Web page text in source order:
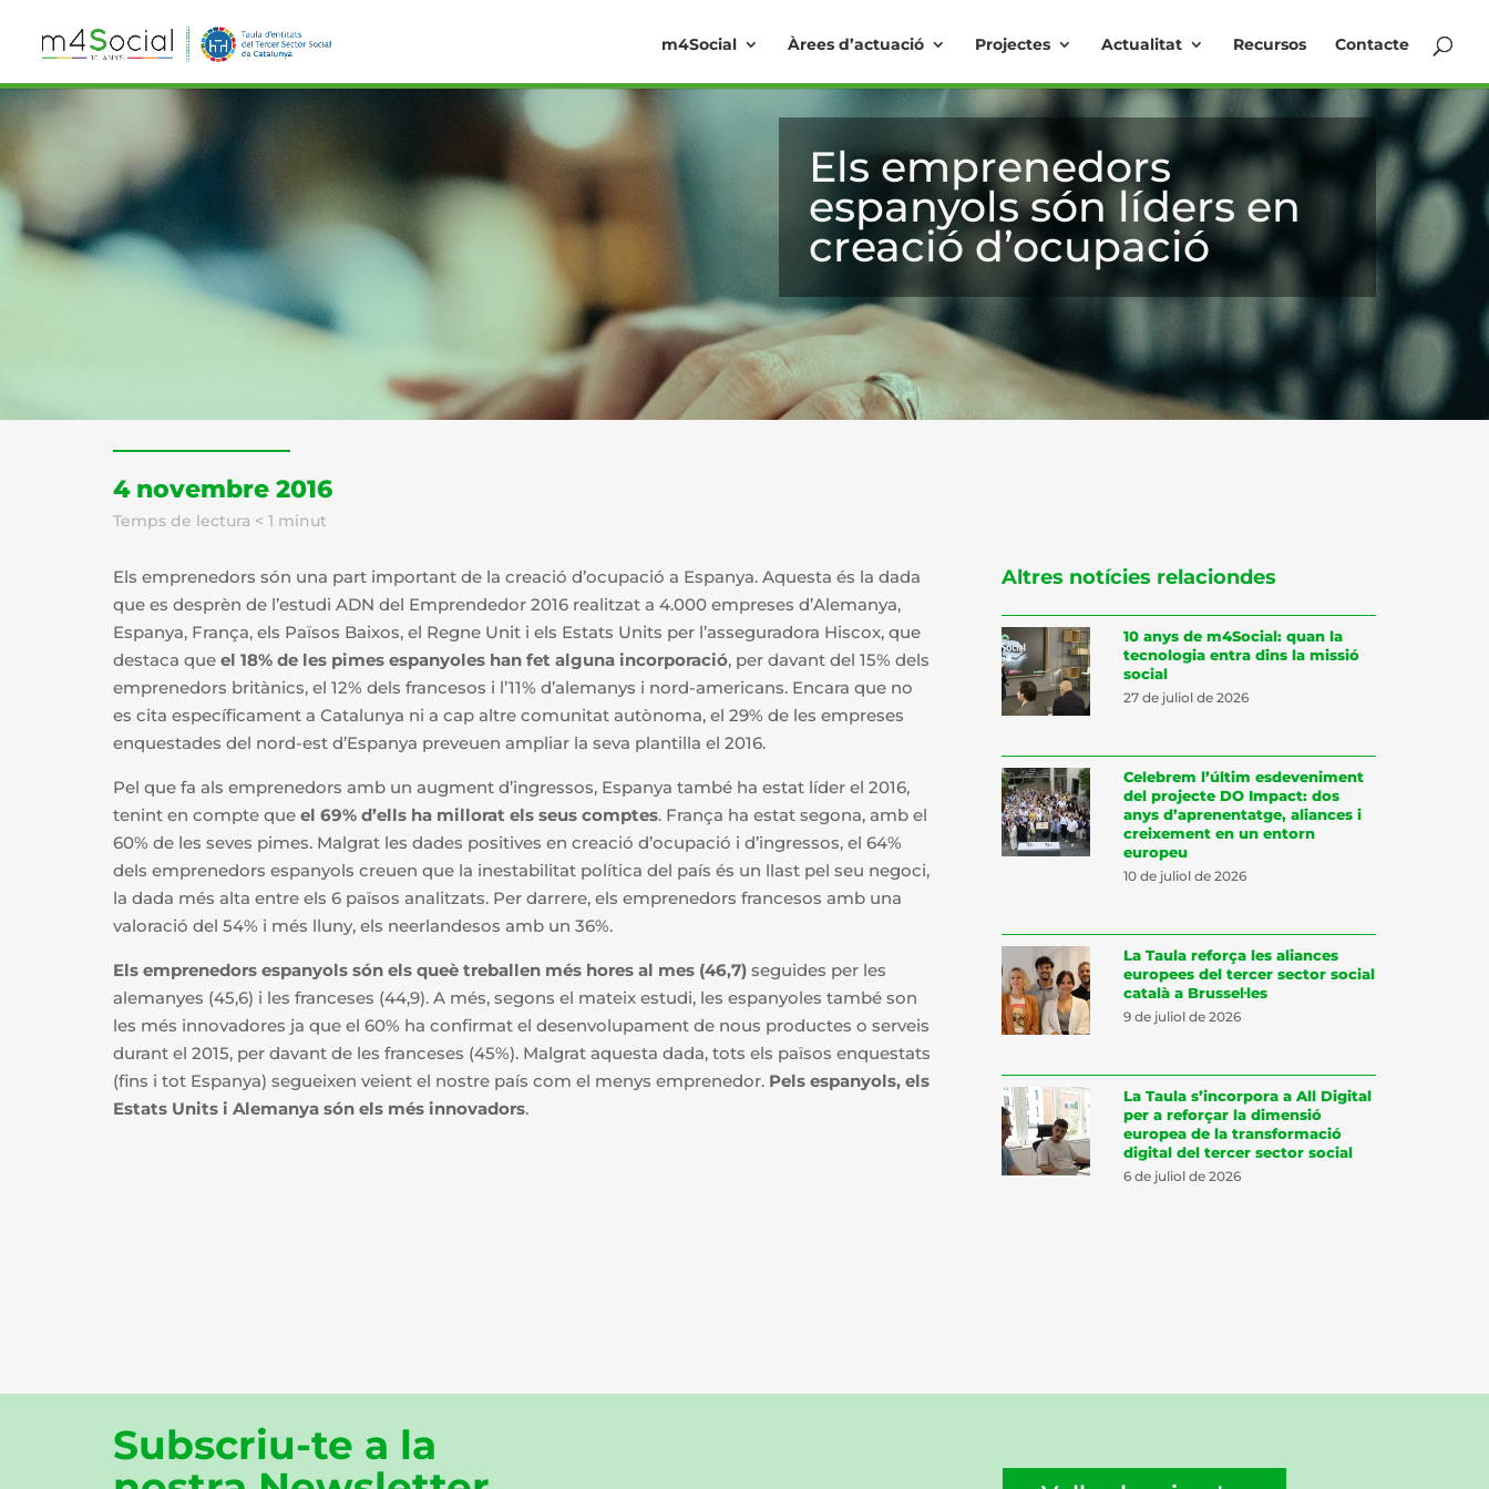
m4Social Àrees d’actuació Projectes Actualitat Recursos Contacte
Els emprenedors
espanyols són líders en
creació d’ocupació
4 novembre 2016
Temps de lectura < 1 minut
Els emprenedors són una part important de la creació d’ocupació a Espanya. Aquesta és la dada
que es desprèn de l’estudi ADN del Emprendedor 2016 realitzat a 4.000 empreses d’Alemanya,
Espanya, França, els Països Baixos, el Regne Unit i els Estats Units per l’asseguradora Hiscox, que
destaca que el 18% de les pimes espanyoles han fet alguna incorporació, per davant del 15% dels
emprenedors britànics, el 12% dels francesos i l’11% d’alemanys i nord-americans. Encara que no
es cita específicament a Catalunya ni a cap altre comunitat autònoma, el 29% de les empreses
enquestades del nord-est d’Espanya preveuen ampliar la seva plantilla el 2016.
Pel que fa als emprenedors amb un augment d’ingressos, Espanya també ha estat líder el 2016,
tenint en compte que el 69% d’ells ha millorat els seus comptes. França ha estat segona, amb el
60% de les seves pimes. Malgrat les dades positives en creació d’ocupació i d’ingressos, el 64%
dels emprenedors espanyols creuen que la inestabilitat política del país és un llast pel seu negoci,
la dada més alta entre els 6 països analitzats. Per darrere, els emprenedors francesos amb una
valoració del 54% i més lluny, els neerlandesos amb un 36%.
Els emprenedors espanyols són els queè treballen més hores al mes (46,7) seguides per les
alemanyes (45,6) i les franceses (44,9). A més, segons el mateix estudi, les espanyoles també son
les més innovadores ja que el 60% ha confirmat el desenvolupament de nous productes o serveis
durant el 2015, per davant de les franceses (45%). Malgrat aquesta dada, tots els països enquestats
(fins i tot Espanya) segueixen veient el nostre país com el menys emprenedor. Pels espanyols, els
Estats Units i Alemanya són els més innovadors.
Altres notícies relaciondes
10 anys de m4Social: quan la
tecnologia entra dins la missió
social
27 de juliol de 2026
Celebrem l’últim esdeveniment
del projecte DO Impact: dos
anys d’aprenentatge, aliances i
creixement en un entorn
europeu
10 de juliol de 2026
La Taula reforça les aliances
europees del tercer sector social
català a Brussel·les
9 de juliol de 2026
La Taula s’incorpora a All Digital
per a reforçar la dimensió
europea de la transformació
digital del tercer sector social
6 de juliol de 2026
Subscriu-te a la